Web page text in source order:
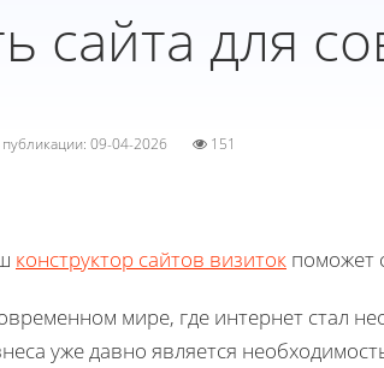
сайта для
публикации: 09-04-2026 151
конструктор сайтов визиток поможет
мире, где интернет стал
уже давно является